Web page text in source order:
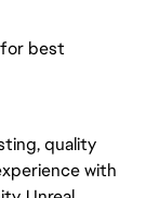
best
quality
with